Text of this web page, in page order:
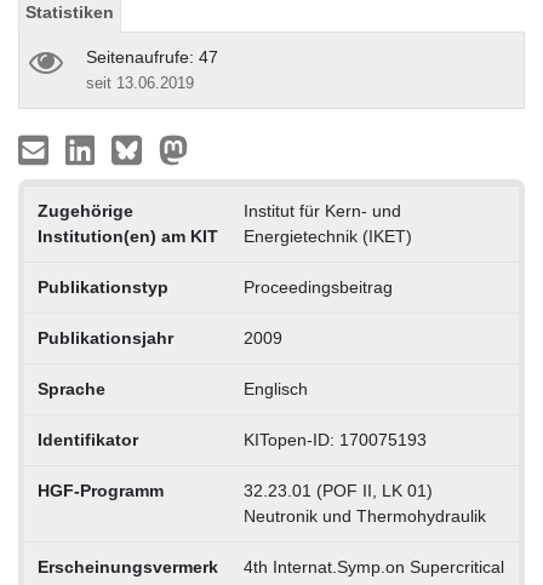
Statistiken
Seitenaufrufe: 47
seit 13.06.2019
Zugehörige
Institution(en) am KIT
Institut für Kern- und
Energietechnik (IKET)
Publikationstyp Proceedingsbeitrag
Publikationsjahr 2009
Sprache Englisch
Identifikator KITopen-ID: 170075193
HGF-Programm
32.23.01 (POF II, LK 01)
Neutronik und Thermohydraulik
Erscheinungsvermerk
4th Internat.Symp.on Supercritical